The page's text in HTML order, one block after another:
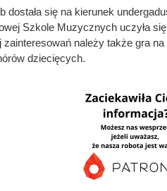
dostała się na kierunek
Szkole Muzycznych uczyła
zainteresowań należy także gra
dziecięcych.